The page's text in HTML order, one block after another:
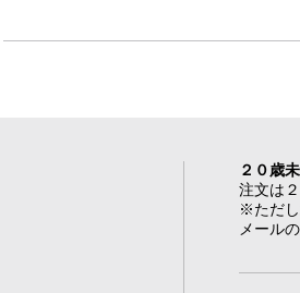
２０歳
注文は
※ただし
メール